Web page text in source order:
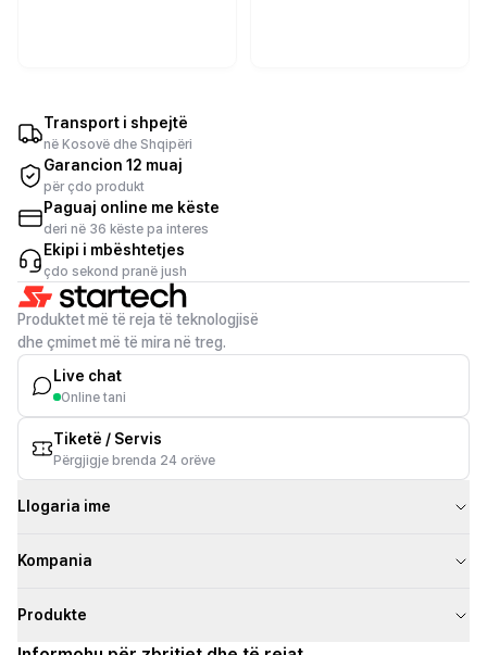
Transport i shpejtë
në Kosovë dhe Shqipëri
Garancion 12 muaj
për çdo produkt
Paguaj online me këste
deri në 36 këste pa interes
Ekipi i mbështetjes
çdo sekond pranë jush
Produktet më të reja të teknologjisë
dhe çmimet më të mira në treg.
Live chat
Online tani
Tiketë / Servis
Përgjigje brenda 24 orëve
Llogaria ime
Kompania
Produkte